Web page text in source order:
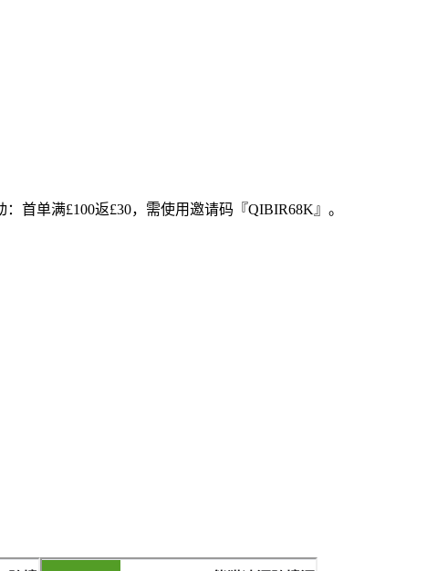
首单满£100返£30，需使用邀请码『QIBIR68K』。